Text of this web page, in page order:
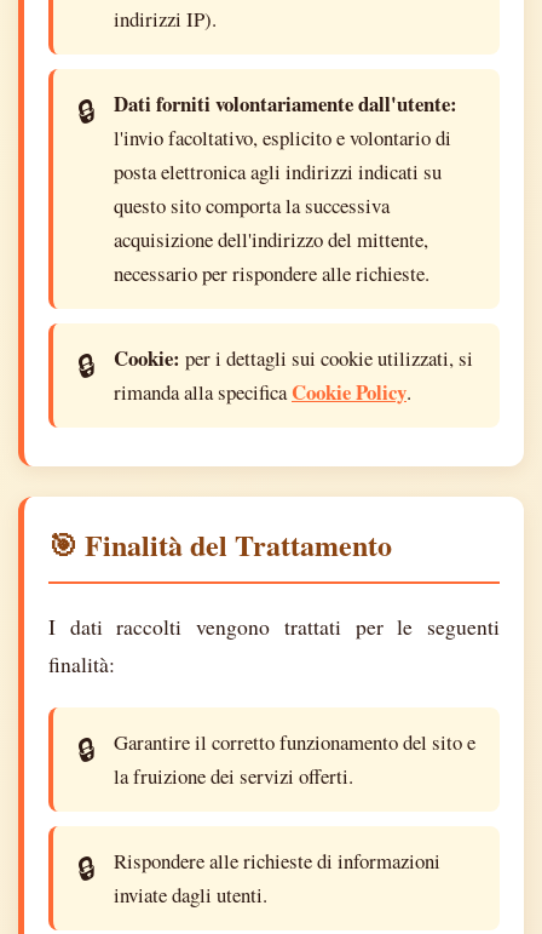
indirizzi IP).
Dati forniti volontariamente dall'utente:
l'invio facoltativo, esplicito e volontario di
posta elettronica agli indirizzi indicati su
questo sito comporta la successiva
acquisizione dell'indirizzo del mittente,
necessario per rispondere alle richieste.
Cookie: per i dettagli sui cookie utilizzati, si
rimanda alla specificaCookie Policy.
🎯 Finalità del Trattamento
I dati raccolti vengono trattati per le seguenti
finalità:
Garantire il corretto funzionamento del sito e
la fruizione dei servizi offerti.
Rispondere alle richieste di informazioni
inviate dagli utenti.